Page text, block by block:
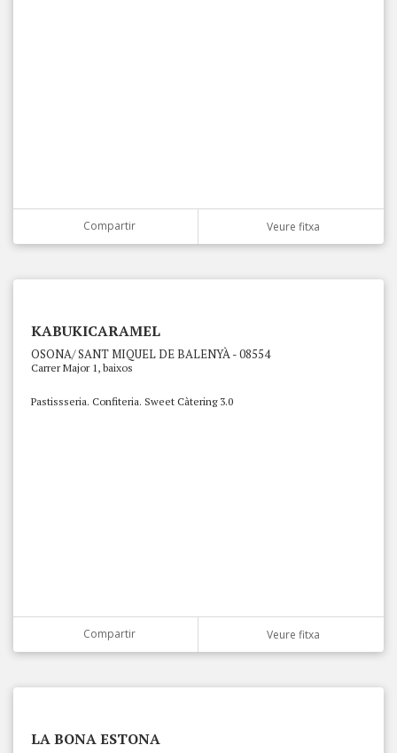
Compartir Veure fitxa
KABUKICARAMEL
OSONA/ SANT MIQUEL DE BALENYÀ - 08554
Carrer Major 1, baixos
Pastissseria. Confiteria. Sweet Càtering 3.0
Compartir Veure fitxa
LA BONA ESTONA